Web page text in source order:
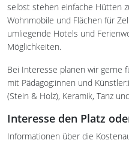
selbst stehen einfache Hütten
Wohnmobile und Flächen für
umliegende Hotels und
Möglichkeiten.
Bei Interesse planen wir gerne
mit Pädagog:innen und
(Stein & Holz), Keramik, Tanz
Interesse den Platz
Informationen über die